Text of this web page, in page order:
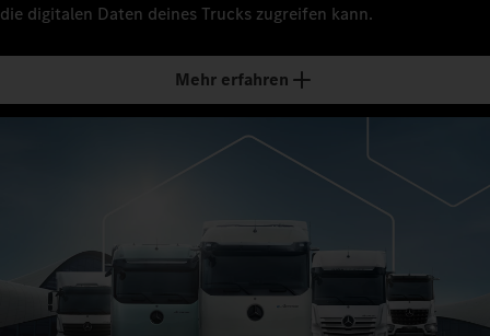
die digitalen Daten deines Trucks zugreifen kann.
Mehr erfahren